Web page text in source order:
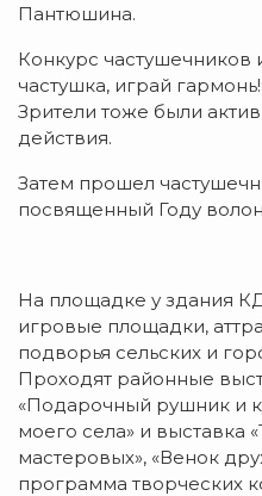
Пантюшина.
Конкурс частушечников
частушка, играй
Зрители тоже были
действия.
Затем прошел
посвященный Году
На площадке у здания
игровые площадки,
подворья сельских и
Проходят районные
«Подарочный рушник и
моего села» и выставка
мастеровых», «Венок
программа творческих